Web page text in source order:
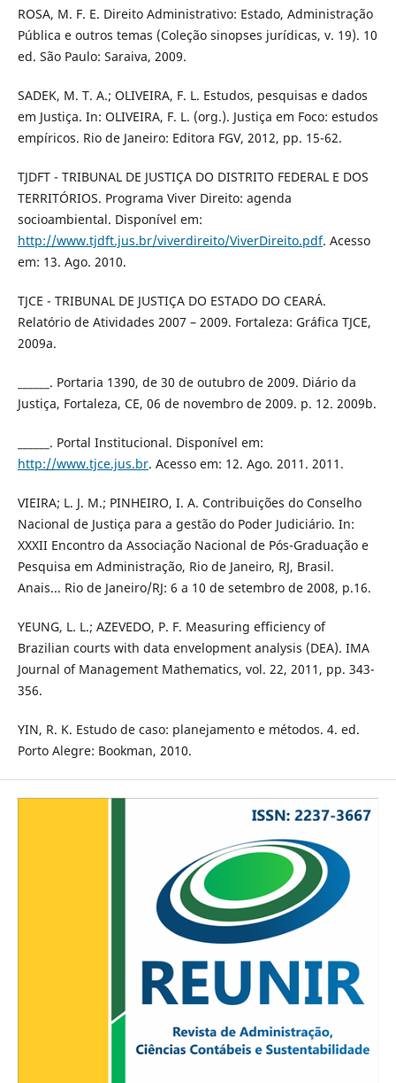
ROSA, M. F. E. Direito Administrativo: Estado, Administração
Pública e outros temas (Coleção sinopses jurídicas, v. 19). 10
ed. São Paulo: Saraiva, 2009.
SADEK, M. T. A.; OLIVEIRA, F. L. Estudos, pesquisas e dados
em Justiça. In: OLIVEIRA, F. L. (org.). Justiça em Foco: estudos
empíricos. Rio de Janeiro: Editora FGV, 2012, pp. 15-62.
TJDFT - TRIBUNAL DE JUSTIÇA DO DISTRITO FEDERAL E DOS
TERRITÓRIOS. Programa Viver Direito: agenda
socioambiental. Disponível em:
http://www.tjdft.jus.br/viverdireito/ViverDireito.pdf. Acesso
em: 13. Ago. 2010.
TJCE - TRIBUNAL DE JUSTIÇA DO ESTADO DO CEARÁ.
Relatório de Atividades 2007 – 2009. Fortaleza: Gráfica TJCE,
2009a.
______. Portaria 1390, de 30 de outubro de 2009. Diário da
Justiça, Fortaleza, CE, 06 de novembro de 2009. p. 12. 2009b.
______. Portal Institucional. Disponível em:
http://www.tjce.jus.br. Acesso em: 12. Ago. 2011. 2011.
VIEIRA; L. J. M.; PINHEIRO, I. A. Contribuições do Conselho
Nacional de Justiça para a gestão do Poder Judiciário. In:
XXXII Encontro da Associação Nacional de Pós-Graduação e
Pesquisa em Administração, Rio de Janeiro, RJ, Brasil.
Anais... Rio de Janeiro/RJ: 6 a 10 de setembro de 2008, p.16.
YEUNG, L. L.; AZEVEDO, P. F. Measuring efficiency of
Brazilian courts with data envelopment analysis (DEA). IMA
Journal of Management Mathematics, vol. 22, 2011, pp. 343-
356.
YIN, R. K. Estudo de caso: planejamento e métodos. 4. ed.
Porto Alegre: Bookman, 2010.